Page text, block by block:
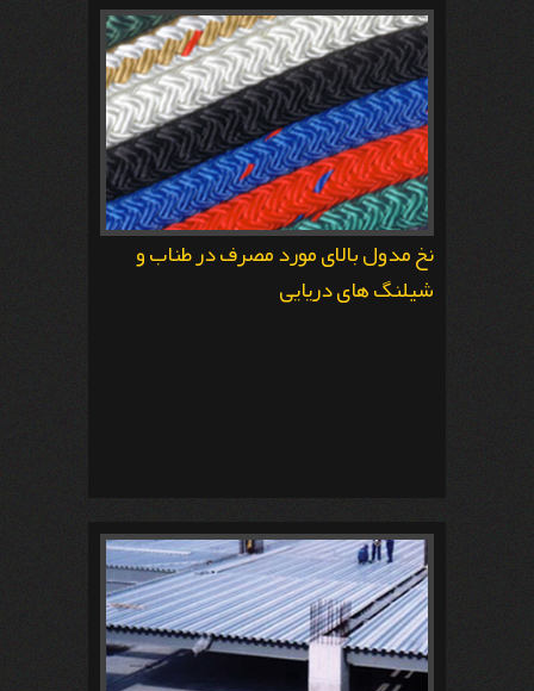
جهت :آسفالت گرم، نیمه گرم و لکه گیری
نخ مدول بالای مورد مصرف در طناب و
شیلنگ های دریایی